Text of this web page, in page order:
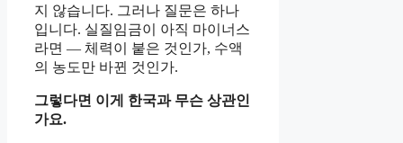
지 않습니다. 그러나 질문은 하나
입니다. 실질임금이 아직 마이너스
라면 — 체력이 붙은 것인가, 수액
의 농도만 바뀐 것인가.
그렇다면 이게 한국과 무슨 상관인
가요.